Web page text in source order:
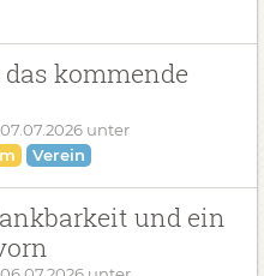
kommende
07.07.2026 unter
Verein
und ein